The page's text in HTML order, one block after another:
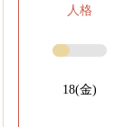
人格
18(金)